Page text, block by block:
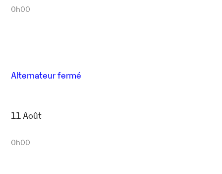
0h00
Alternateur fermé
11 Août
0h00